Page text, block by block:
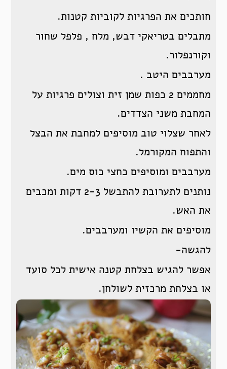
חותכים את הפרגיות לקוביות קטנות.
מתבלים בטריאקי דבש, מלח , פלפל שחור
וקורנפלור.
מערבבים היטב .
מחממים 2 כפות שמן זית וצולים פרגיות על
המחבת משני הצדדים.
לאחר שצלוי טוב מוסיפים למחבת את הבצל
והתפוח המקורמל.
מערבבים ומוסיפים כחצי כוס מים.
נותנים לתערובת להתבשל 2-3 דקות ומכבים
את האש.
מוסיפים את הקשיו ומערבבים.
להגשה-
אפשר להגיש בצלחת קטנה אישית לכל סועד
או בצלחת מרכזית לשולחן.